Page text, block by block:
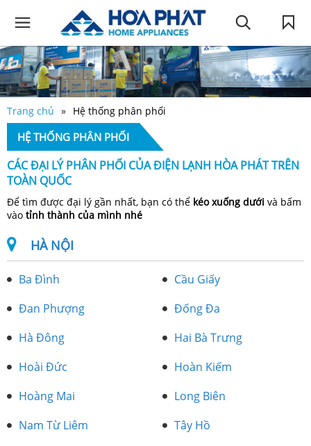
Trang chủ Hệ thống phân phối
HỆ THỐNG PHÂN PHỐI
CÁC ĐẠI LÝ PHÂN PHỐI CỦA ĐIỆN LẠNH HÒA PHÁT TRÊN
TOÀN QUỐC
Để tìm được đại lý gần nhất, bạn có thể kéo xuống dưới và bấm
vào tỉnh thành của mình nhé
HÀ NỘI
Ba Đình
Cầu Giấy
Đan Phượng
Đống Đa
Hà Đông
Hai Bà Trưng
Hoài Đức
Hoàn Kiếm
Hoàng Mai
Long Biên
Nam Từ Liêm
Tây Hồ